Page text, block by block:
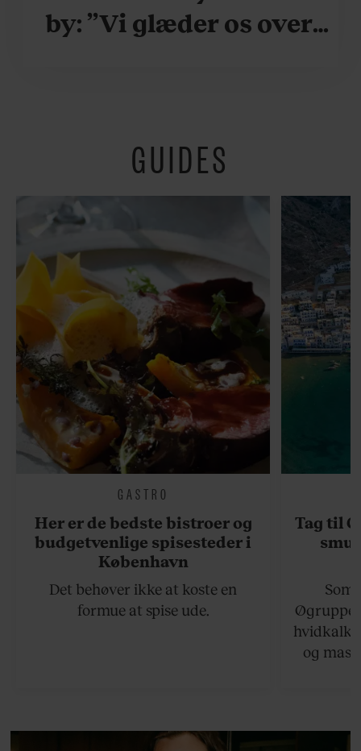
by: ”Vi glæder os over,
fredeligt”
GUIDES
GASTRO
Her er de bedste bistroer og
budgetvenlige spisesteder i
København
Det behøver ikke at koste en
formue at spise ude.
Tag til
og